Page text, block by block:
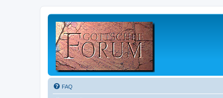
FAQ